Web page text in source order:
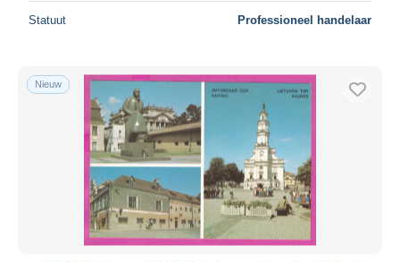
Statuut Professioneel handelaar
Nieuw